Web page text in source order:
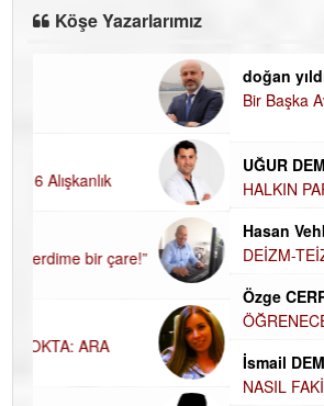
Köşe Yazarlarımız
doğan yıldıztan
Bir Başka Avrupa!
UĞUR DEMİROĞLU
HALKIN PARTİSİNDE YENİ YÖNETİM
Hasan Vehbi Ersoy
DEİZM-TEİZM-ATEİZM-PANTEİZM’E
ÖĞRENECEK ÇOK ŞEY VAR...
İsmail DEMİREL
NASIL FAKİRLEŞTİK?